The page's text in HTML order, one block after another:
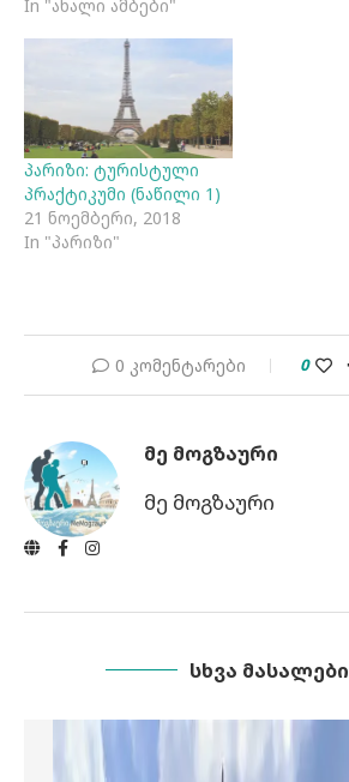
In "ახალი ამბები"
პარიზი: ტურისტული
პრაქტიკუმი (ნაწილი 1)
21 ნოემბერი, 2018
In "პარიზი"
0 კომენტარები 0
ᲛᲔ ᲛᲝᲒᲖᲐᲣᲠᲘ
მე მოგზაური
ᲡᲮᲕᲐ ᲛᲐᲡᲐᲚᲔᲑᲘ